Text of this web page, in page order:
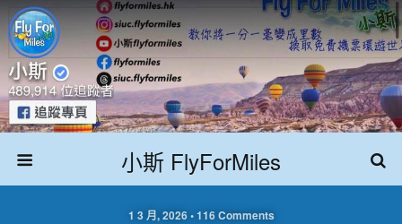
小斯 FlyForMiles
1 3 月, 2026 • 116 Comments